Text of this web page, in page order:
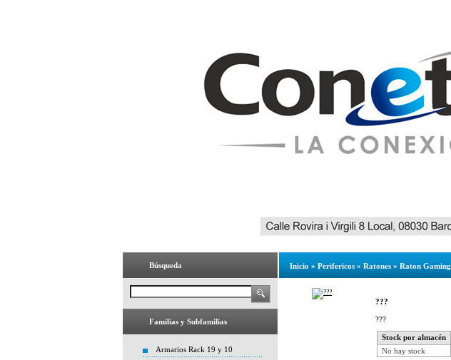
Búsqueda
Familias y Subfamilias
Armarios Rack 19 y 10
Inicio » Perifericos » Ratones » Raton Gaming
???
???
Stock por almacén
No hay stock